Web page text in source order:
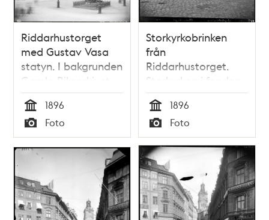
Riddarhustorget
med Gustav Vasa
statyn. I bakgrunden
Gamla Riksarkivet
t.v. och Riddarhuset
Tid
1896
Typ
Foto
Storkyrkobrinken
från
Riddarhustorget.
Storkyrkan i fonden
Tid
1896
Typ
Foto